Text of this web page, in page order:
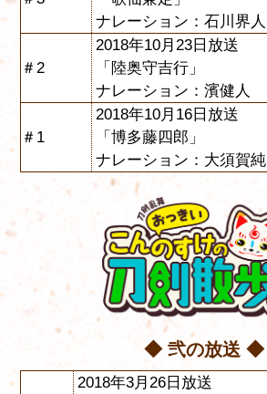
ナレーション：石川界人
＃2
2018年10月23日放送
「陸奥守吉行」
ナレーション：濱健人
＃1
2018年10月16日放送
「博多藤四郎」
ナレーション：大須賀純
◆ 弐の放送 ◆
2018年3月26日放送